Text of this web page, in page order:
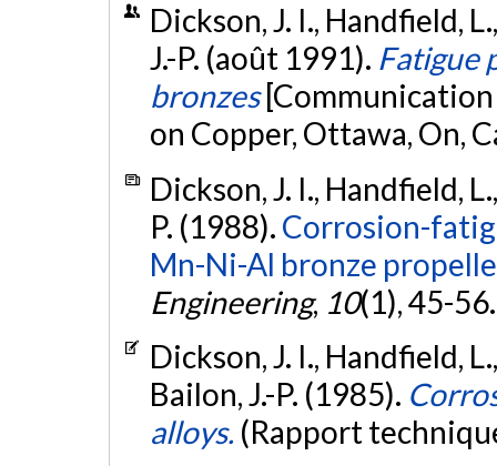
Dickson, J. I., Handfield,
J.-P. (août 1991). Fatigue
bronzes
on Copper, Ottawa, On,
Dickson, J. I., Handfield,
P. (1988). Corrosion-
Mn-Ni-Al bronze
Engineering, 10(1), 45-
Dickson, J. I., Handfield,
Bailon, J.-P. (1985).
alloys. (Rapport